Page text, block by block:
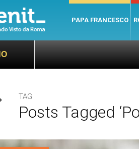
PAPA FRANCESCO
TAG
Posts Tagged